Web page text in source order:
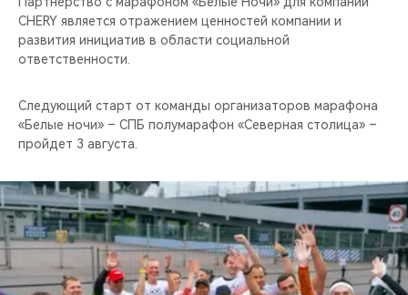
CHERY является отражением ценностей компании и
развития инициатив в области социальной
ответственности.
Следующий старт от команды организаторов марафона
«Белые ночи» – СПБ полумарафон «Северная столица» –
пройдет 3 августа.